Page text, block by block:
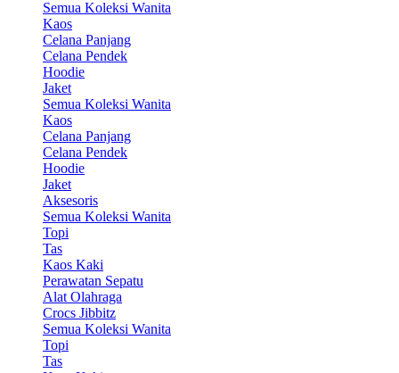
Semua Koleksi Wanita
Kaos
Celana Panjang
Celana Pendek
Hoodie
Jaket
Semua Koleksi Wanita
Kaos
Celana Panjang
Celana Pendek
Hoodie
Jaket
Aksesoris
Semua Koleksi Wanita
Topi
Tas
Kaos Kaki
Perawatan Sepatu
Alat Olahraga
Crocs Jibbitz
Semua Koleksi Wanita
Topi
Tas